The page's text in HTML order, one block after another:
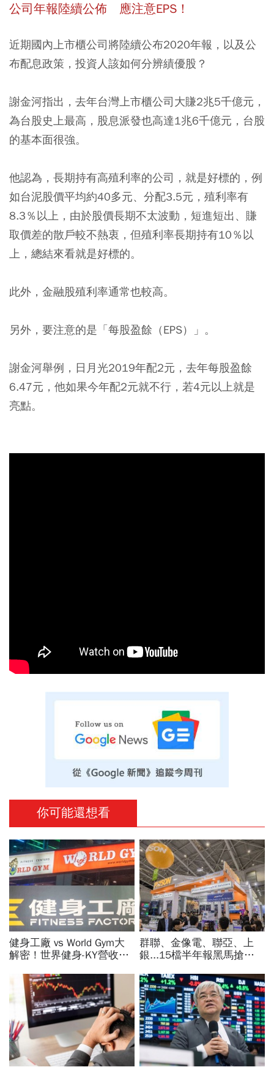
公司年報陸續公佈 應注意EPS！
近期國內上市櫃公司將陸續公布2020年報，以及公
布配息政策，投資人該如何分辨績優股？
謝金河指出，去年台灣上市櫃公司大賺2兆5千億元，
為台股史上最高，股息派發也高達1兆6千億元，台股
的基本面很強。
他認為，長期持有高殖利率的公司，就是好標的，例
如台泥股價平均約40多元、分配3.5元，殖利率有
8.3％以上，由於股價長期不太波動，短進短出、賺
取價差的散戶較不熱衷， 但殖利率長期持有10％以
上，總結來看就是好標的。
此外，金融股殖利率通常也較高。
另外，要注意的是「每股盈餘（EPS）」。
謝金河舉例，日月光2019年配2元，去年每股盈餘
6.47元，他如果今年配2元就不行，若4元以上就是
亮點。
你可能還想看
健身工廠 vs World Gym大
解密！世界健身-KY營收大
課、會籍…誰才是真正賺錢
金雞母？
群聯、金像電、聯亞、上
銀...15檔半年報黑馬搶先
標...真能複製鈺創、晶豪科
噴一波？